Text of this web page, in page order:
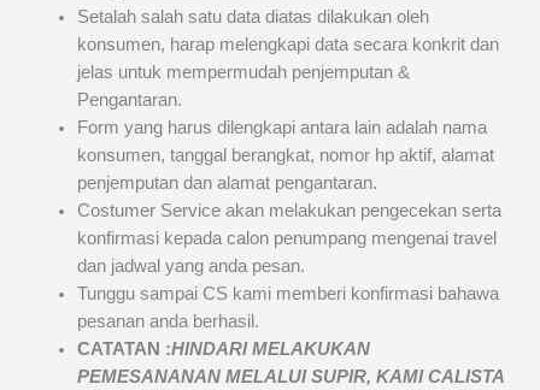
Setalah salah satu data diatas dilakukan oleh
konsumen, harap melengkapi data secara konkrit dan
jelas untuk mempermudah penjemputan &
Pengantaran.
Form yang harus dilengkapi antara lain adalah nama
konsumen, tanggal berangkat, nomor hp aktif, alamat
penjemputan dan alamat pengantaran.
Costumer Service akan melakukan pengecekan serta
konfirmasi kepada calon penumpang mengenai travel
dan jadwal yang anda pesan.
Tunggu sampai CS kami memberi konfirmasi bahawa
pesanan anda berhasil.
CATATAN :HINDARI MELAKUKAN
PEMESANANAN MELALUI SUPIR, KAMICALISTA